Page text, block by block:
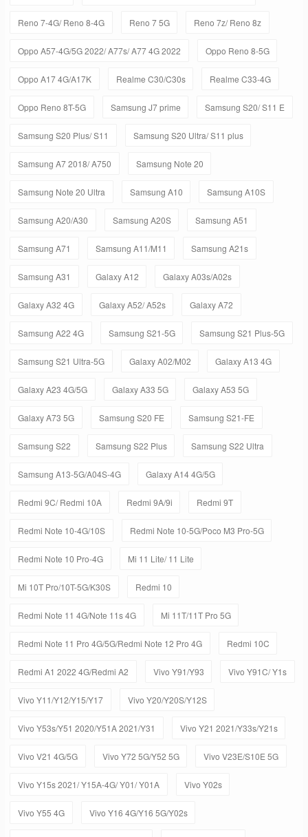
Reno 7-4G/ Reno 8-4G Reno 7 5G Reno 7z/ Reno 8z
Oppo A57-4G/5G 2022/ A77s/ A77 4G 2022 Oppo Reno 8-5G
Oppo A17 4G/A17K Realme C30/C30s Realme C33-4G
Oppo Reno 8T-5G Samsung J7 prime Samsung S20/ S11 E
Samsung S20 Plus/ S11 Samsung S20 Ultra/ S11 plus
Samsung A7 2018/ A750 Samsung Note 20
Samsung Note 20 Ultra Samsung A10 Samsung A10S
Samsung A20/A30 Samsung A20S Samsung A51
Samsung A71 Samsung A11/M11 Samsung A21s
Samsung A31 Galaxy A12 Galaxy A03s/A02s
Galaxy A32 4G Galaxy A52/ A52s Galaxy A72
Samsung A22 4G Samsung S21-5G Samsung S21 Plus-5G
Samsung S21 Ultra-5G Galaxy A02/M02 Galaxy A13 4G
Galaxy A23 4G/5G Galaxy A33 5G Galaxy A53 5G
Galaxy A73 5G Samsung S20 FE Samsung S21-FE
Samsung S22 Samsung S22 Plus Samsung S22 Ultra
Samsung A13-5G/A04S-4G Galaxy A14 4G/5G
Redmi 9C/ Redmi 10A Redmi 9A/9i Redmi 9T
Redmi Note 10-4G/10S Redmi Note 10-5G/Poco M3 Pro-5G
Redmi Note 10 Pro-4G Mi 11 Lite/ 11 Lite
Mi 10T Pro/10T-5G/K30S Redmi 10
Redmi Note 11 4G/Note 11s 4G Mi 11T/11T Pro 5G
Redmi Note 11 Pro 4G/5G/Redmi Note 12 Pro 4G Redmi 10C
Redmi A1 2022 4G/Redmi A2 Vivo Y91/Y93 Vivo Y91C/ Y1s
Vivo Y11/Y12/Y15/Y17 Vivo Y20/Y20S/Y12S
Vivo Y53s/Y51 2020/Y51A 2021/Y31 Vivo Y21 2021/Y33s/Y21s
Vivo V21 4G/5G Vivo Y72 5G/Y52 5G Vivo V23E/S10E 5G
Vivo Y15s 2021/ Y15A-4G/ Y01/ Y01A Vivo Y02s
Vivo Y55 4G Vivo Y16 4G/Y16 5G/Y02s